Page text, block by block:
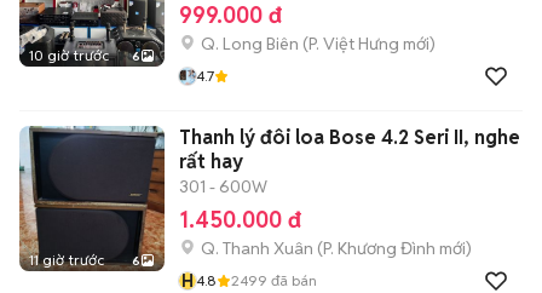
10 giờ trước 6
999.000 đ
Q. Long Biên (P. Việt Hưng mới)
4.7
11 giờ trước 6
Thanh lý đôi loa Bose 4.2 Seri II, nghe
rất hay
301 - 600W
1.450.000 đ
Q. Thanh Xuân (P. Khương Đình mới)
H4.8 2499 đã bán